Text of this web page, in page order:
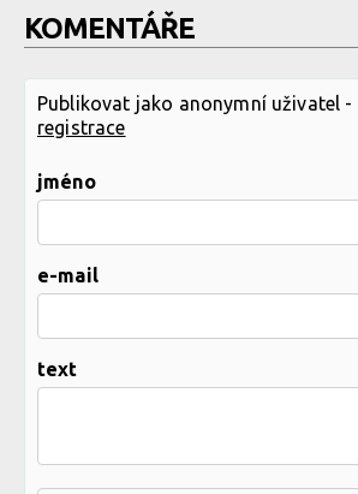
KOMENTÁŘE
Publikovat jako anonymní uživatel -
registrace
jméno
e-mail
text